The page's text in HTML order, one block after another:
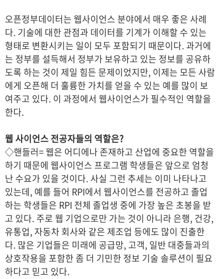
오픈정부데이터는 웹사이언스 분야에서 매우 좋은 사례
다. 기술에 대한 관점과 데이터를 기계가 이해할 수 있는
형태로 변환시키는 일이 모두 포함되기 때문이다. 과거에
는 정부를 설득해서 정부가 보유하고 있는 정보를 공유하
도록 하는 것이 제일 힘든 문제이었지만, 이제는 모든 사람
에게 오픈해 더 훌륭한 가치를 얻을 수 있는 예를 많이 보
여주고 있다. 이 과정에서 웹사이언스가 필수적인 역할을
한다.
웹 사이언스 전공자들의 역할은?
◇핸들러= 웹은 어디에나 존재하고 산업에 중요한 역할을
하기 때문에 웹사이언스 프로그램 학생들은 앞으로 엄청
난 수요가 있을 것이다. 사실 그런 추세는 이미 나타나고
있는데, 예를 들어 RPI에서 웹사이언스를 전공하고 졸업
하는 학생들은 RPI 전체 졸업생 중에 가장 높은 초봉을 받
고 있다. 주로 웹 기업으로만 가는 것이 아니라 은행, 건강,
유통업, 자동차 회사와 같은 제조업 등에도 많이 진출한
다. 많은 기업들은 미래에 공급망, 고객, 일반 대중들과의
상호작용을 포함한 좀 더 기민한 정보 기술 솔루션이 필요
하다고 믿고 있다.